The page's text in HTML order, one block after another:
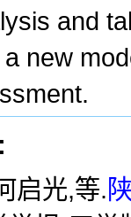
and
new
启光,等.